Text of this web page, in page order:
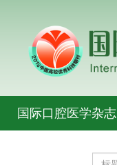
国际口腔医学杂志